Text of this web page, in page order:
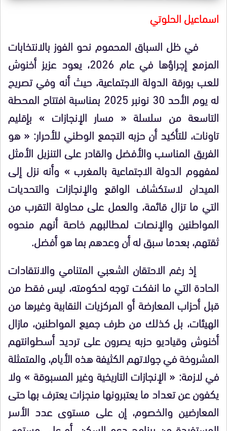
اسماعيل الحلوتي
في ظل السباق المحموم نحو الفوز بالانتخابات
المزمع إجراؤها في عام 2026، يعود عزيز أخنوش
للعب بورقة الدولة الاجتماعية، حيث أنه وفي تصريح
له يوم الأحد 30 نونبر 2025 بمناسبة افتتاح المحطة
التاسعة من سلسلة « مسار الإنجازات » بإقليم
تاونات، للتأكيد أن حزبه التجمع الوطني للأحرار: « هو
الفريق المناسب والأفضل والقادر على التنزيل الأمثل
لمفهوم الدولة الاجتماعية بالمغرب » وأنه نزل إلى
الميدان لاستكشاف الواقع والإنجازات والتحديات
التي ما تزال قائمة، والعمل على محاولة التقرب من
المواطنين والإنصات لمطالبهم خاصة أنهم منحوه
ثقتهم، بعدما سبق له أن وعدهم بما هو أفضل.
إذ رغم الاحتقان الشعبي المتنامي والانتقادات
الحادة التي ما انفكت توجه لحكومته، ليس فقط من
قبل أحزاب المعارضة أو المركزيات النقابية وغيرها من
الهيئات، بل كذلك من طرف جميع المواطنين، مازال
أخنوش وقياديو حزبه يصرون على ترديد أسطوانتهم
المشروخة في جولاتهم الكثيفة هذه الأيام، والمتمثلة
في لازمة: « الإنجازات التاريخية وغير المسبوقة » ولا
يكفون عن تعداد ما يعتبرونها منجزات يعترف بها حتى
المعارضين والخصوم، إن على مستوى عدد الأسر